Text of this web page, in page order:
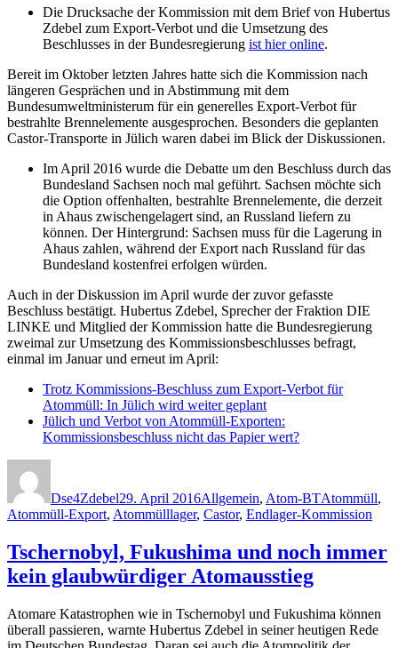
Die Drucksache der Kommission mit dem Brief von Hubertus
Zdebel zum Export-Verbot und die Umsetzung des
Beschlusses in der Bundesregierung ist hier online.
Bereit im Oktober letzten Jahres hatte sich die Kommission nach
längeren Gesprächen und in Abstimmung mit dem
Bundesumweltministerum für ein generelles Export-Verbot für
bestrahlte Brennelemente ausgesprochen. Besonders die geplanten
Castor-Transporte in Jülich waren dabei im Blick der Diskussionen.
Im April 2016 wurde die Debatte um den Beschluss durch das
Bundesland Sachsen noch mal geführt. Sachsen möchte sich
die Option offenhalten, bestrahlte Brennelemente, die derzeit
in Ahaus zwischengelagert sind, an Russland liefern zu
können. Der Hintergrund: Sachsen muss für die Lagerung in
Ahaus zahlen, während der Export nach Russland für das
Bundesland kostenfrei erfolgen würden.
Auch in der Diskussion im April wurde der zuvor gefasste
Beschluss bestätigt. Hubertus Zdebel, Sprecher der Fraktion DIE
LINKE und Mitglied der Kommission hatte die Bundesregierung
zweimal zur Umsetzung des Kommissionsbeschlusses befragt,
einmal im Januar und erneut im April:
Trotz Kommissions-Beschluss zum Export-Verbot für
Atommüll: In Jülich wird weiter geplant
Jülich und Verbot von Atommüll-Exporten:
Kommissionsbeschluss nicht das Papier wert?
Dse4Zdebel29. April 2016Allgemein, Atom-BTAtommüll,
Atommüll-Export, Atommülllager, Castor, Endlager-Kommission
Tschernobyl, Fukushima und noch immer
kein glaubwürdiger Atomausstieg
Atomare Katastrophen wie in Tschernobyl und Fukushima können
überall passieren, warnte Hubertus Zdebel in seiner heutigen Rede